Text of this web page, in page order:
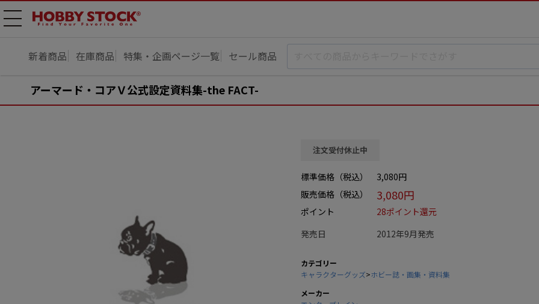
メニ
新着商品 在庫商品 特集・企画ページ一覧 セール商品
アーマード・コアＶ公式設定資料集-the FACT-
注文受付休止中
標準価格（税込）
3,080円
販売価格（税込）
3,080円
ポイント
28ポイント還元
発売日
2012年9月発売
カテゴリー
キャラクターグッズ>ホビー誌・画集・資料集
メーカー